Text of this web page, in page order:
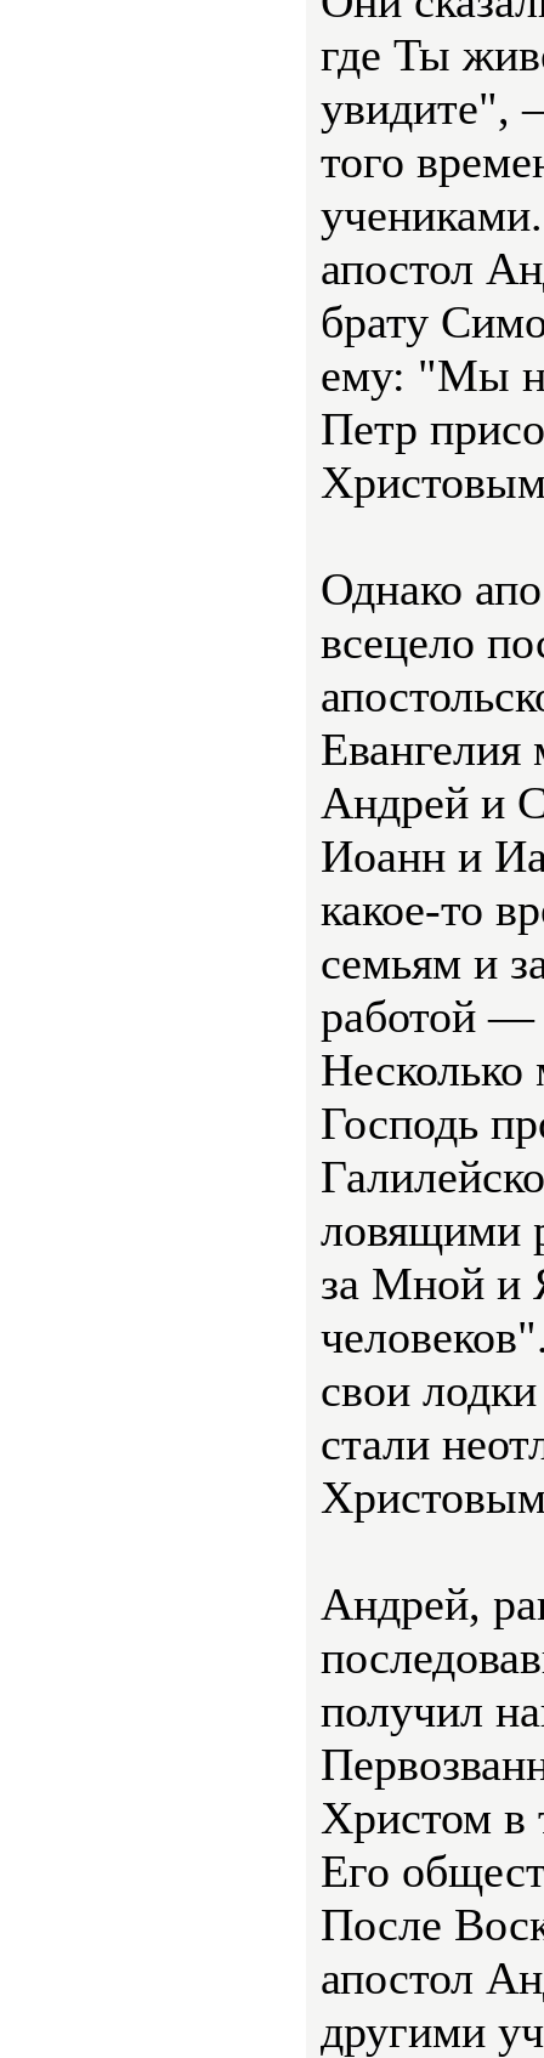
где Ты
увидите",
того
апостол
брату
ему: "Мы
Петр
Однако
всецело
Евангелия
Андрей и
Иоанн и
какое-то
семьям и
работой —
Несколько
Господь
ловящими
за Мной и
свои
стали
Андрей,
получил
Христом в
Его
После
апостол
другими